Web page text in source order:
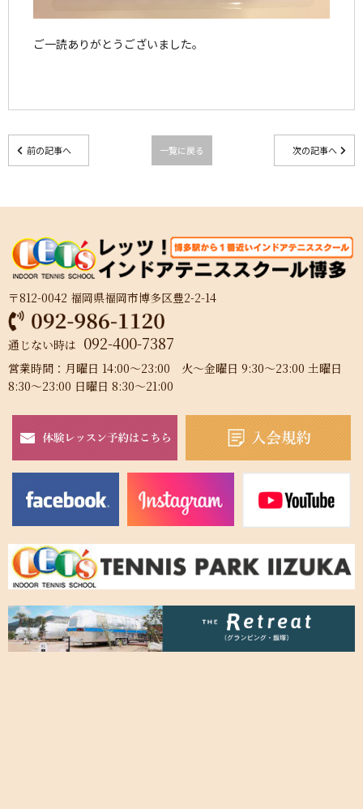
ご一読ありがとうございました。
前の記事へ 一覧に戻る 次の記事へ
〒812-0042 福岡県福岡市博多区豊2-2-14
通じない時は 092-400-7387
営業時間：月曜日 14:00～23:00 火～金曜日 9:30～23:00 土曜日
8:30～23:00 日曜日 8:30～21:00